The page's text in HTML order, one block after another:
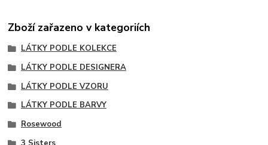
Zboží zařazeno v kategoriích
LÁTKY PODLE KOLEKCE
LÁTKY PODLE DESIGNERA
LÁTKY PODLE VZORU
LÁTKY PODLE BARVY
Rosewood